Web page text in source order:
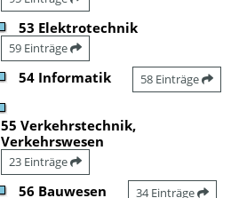
53 Elektrotechnik
59 Einträge
54 Informatik 58 Einträge
55 Verkehrstechnik,
Verkehrswesen
23 Einträge
56 Bauwesen 34 Einträge